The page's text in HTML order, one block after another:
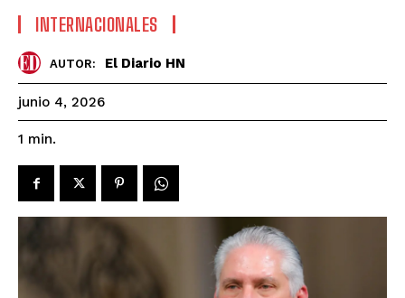
INTERNACIONALES
AUTOR: El Diario HN
junio 4, 2026
1 min.